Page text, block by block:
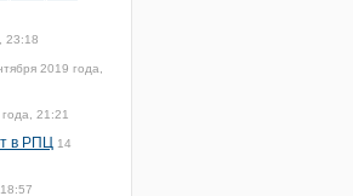
23:18
2019 года,
21:21
в РПЦ 14